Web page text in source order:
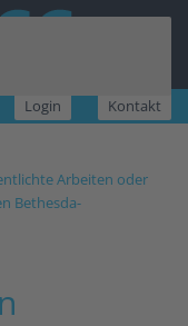
Login Kontakt
Arbeiten oder
Bethesda-